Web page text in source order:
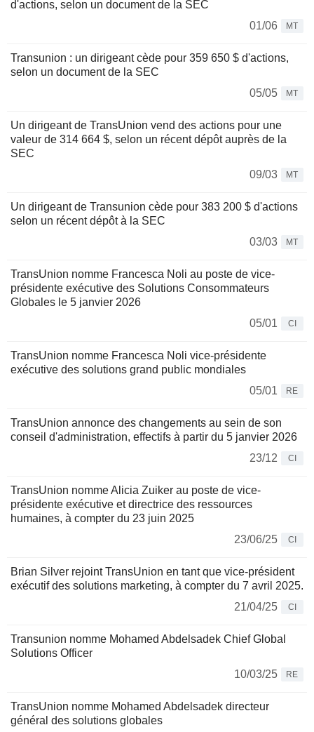
d'actions, selon un document de la SEC
01/06
MT
Transunion : un dirigeant cède pour 359 650 $ d'actions,
selon un document de la SEC
05/05
MT
Un dirigeant de TransUnion vend des actions pour une
valeur de 314 664 $, selon un récent dépôt auprès de la
SEC
09/03
MT
Un dirigeant de Transunion cède pour 383 200 $ d'actions
selon un récent dépôt à la SEC
03/03
MT
TransUnion nomme Francesca Noli au poste de vice-
présidente exécutive des Solutions Consommateurs
Globales le 5 janvier 2026
05/01
CI
TransUnion nomme Francesca Noli vice-présidente
exécutive des solutions grand public mondiales
05/01
RE
TransUnion annonce des changements au sein de son
conseil d'administration, effectifs à partir du 5 janvier 2026
23/12
CI
TransUnion nomme Alicia Zuiker au poste de vice-
présidente exécutive et directrice des ressources
humaines, à compter du 23 juin 2025
23/06/25
CI
Brian Silver rejoint TransUnion en tant que vice-président
exécutif des solutions marketing, à compter du 7 avril 2025.
21/04/25
CI
Transunion nomme Mohamed Abdelsadek Chief Global
Solutions Officer
10/03/25
RE
TransUnion nomme Mohamed Abdelsadek directeur
général des solutions globales